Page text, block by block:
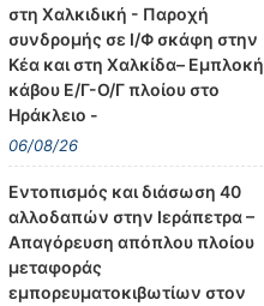
στη Χαλκιδική - Παροχή
συνδρομής σε Ι/Φ σκάφη στην
Κέα και στη Χαλκίδα– Εμπλοκή
κάβου Ε/Γ-Ο/Γ πλοίου στο
Ηράκλειο -
06/08/26
Εντοπισμός και διάσωση 40
αλλοδαπών στην Ιεράπετρα –
Απαγόρευση απόπλου πλοίου
μεταφοράς
εμπορευματοκιβωτίων στον